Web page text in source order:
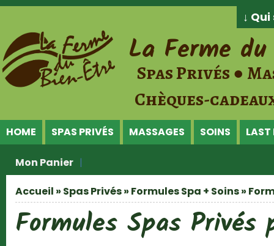
Jump to Content
↓
La Ferme
Spas Privés ●
Chèques-
HOME SPAS PRIVÉS MASSAGES SOINS LAST
Mon Panier
Vous êtes ici
Accueil » Spas Privés» Formules Spa + Soins»
Formules Spas Privés